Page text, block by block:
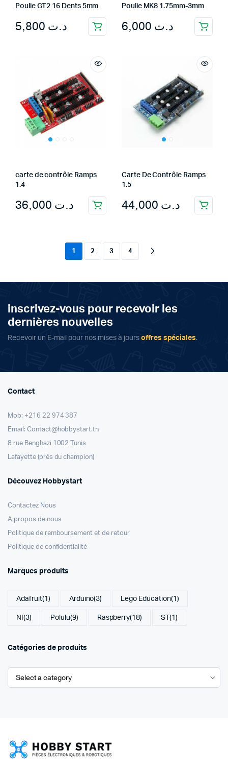
Poulie GT2 16 Dents 5mm
د.ت
Poulie MK8 1.75mm-3mm
د.ت
carte de contrôle Ramps
1.4
د.ت
Carte De Contrôle Ramps
1.5
د.ت
1 2 3 4
inscrivez-vous pour recevoir les
dernières nouvelles
Recevoir un E-mail pour nos mises à jours offres spéciales.
Contact
Mob: +216 22 974 387
Email: Contact@hobbystart.tn
8 rue Benghazi 1002 Tunis
Lafayette (prés du champion)
Découvez Hobbystart
Contactez Nous
A propos de nous
Politique de remboursement et de retour
Politique de confidentialité
Marques produits
Adafruit(1) Arduino(3) Lego Education(1)
NI (3) Polulu(9) Raspberry(18) ST(1)
Catégories de produits